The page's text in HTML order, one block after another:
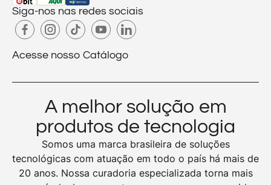
Siga-nos nas redes sociais
Acesse nosso Catálogo
A melhor solução em
produtos de tecnologia
Somos uma marca brasileira de soluções
tecnológicas com atuação em todo o país há mais de
20 anos. Nossa curadoria especializada torna mais